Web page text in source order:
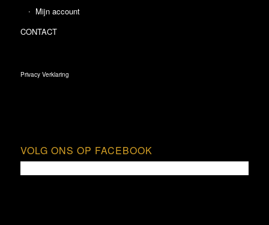
Mijn account
CONTACT
Privacy Verklaring
VOLG ONS OP FACEBOOK